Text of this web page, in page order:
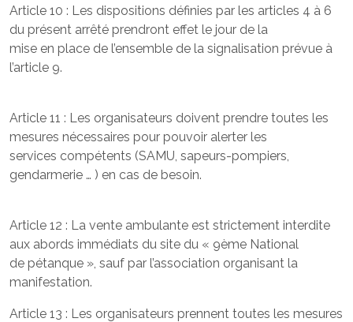
Article 10 : Les dispositions définies par les articles 4 à 6
du présent arrêté prendront effet le jour de la
mise en place de l’ensemble de la signalisation prévue à
l’article 9.
Article 11 : Les organisateurs doivent prendre toutes les
mesures nécessaires pour pouvoir alerter les
services compétents (SAMU, sapeurs-pompiers,
gendarmerie … ) en cas de besoin.
Article 12 : La vente ambulante est strictement interdite
aux abords immédiats du site du « 9ème National
de pétanque », sauf par l’association organisant la
manifestation.
Article 13 : Les organisateurs prennent toutes les mesures